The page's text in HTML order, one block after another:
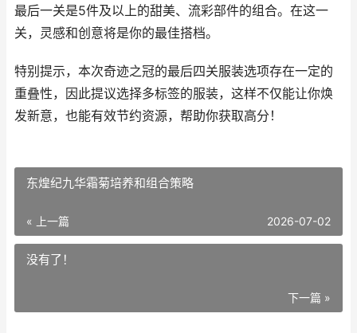
最后一关是5件及以上的甜美、流彩部件的组合。在这一
关，灵感和创意将是你的最佳搭档。
特别提示，本次奇迹之冠的最后四关服装选项存在一定的
重叠性，因此提议选择多标签的服装，这样不仅能让你焕
发新意，也能有效节约资源，帮助你获取高分！
东煌纪九华霜菊培养和组合策略
« 上一篇 2026-07-02
没有了！
下一篇 »